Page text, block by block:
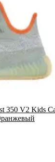
350 V2 Kids